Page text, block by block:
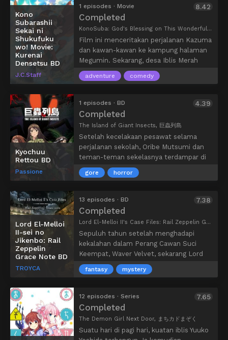
“Ashura” bergabung dalam arena ini dan
menghancurkan lawan-lawannya.
Kemampuan mengagumkannya dalam
menarik perhatian pengusaha besar,
termasuk Hideki Nogi, ketua dari Nogi
Group.
Kono
Subarashii
Sekai ni
Shukufuku
wo! Movie:
Kurenai
Densetsu BD
J.C.Staff
1 episodes · Movie
Completed
KonoSuba: God's Blessing on This Wonderful World! - Legend of Crimson, KonoSuba Movie, Eiga Kono Subarashii Sekai ni Shukufuku wo!, Kono Subarashii Sekai ni Shukufuku wo! Movie, 映画 この素晴らしい世界に祝福を！紅伝説
8.42
Film ini menceritakan perjalanan Kazuma
dan kawan-kawan ke kampung halaman
Megumin. Sekarang, desa Iblis Merah
tempat Megumin dan Yun’yun berasal
menghadapi ancaman yang bisa berakhir.
Yun’yun, yang kembali ke desa Iblis Merah
berniat menyelamatkannya … ketika
mereka dihadapkan dengan ancaman
dengan kehidupan petualang Kazuma
yang biasa-biasa saja di dunia lain?
adventure comedy
Kyochuu
Rettou BD
Passione
1 episodes · BD
Completed
The Island of Giant Insects, 巨蟲列島
4.39
Setelah kecelakaan pesawat selama
perjalanan sekolah, Oribe Mutsumi dan
teman-teman sekelasnya terdampar di
sebuah pulau yang tampaknya sepi.
Mutsumi menemukan para penyintas
pengetahuannya tentang alam liar untuk
menolong mereka. Dia berharap bahwa
mereka akan diselamatkan dalam waktu
terlalu lama. Namun, dia tidak
memperhitungkan fakta bahwa pulau itu
dihuni oleh serangga pembunuh raksasa.
Pengetahuannya tentang kupu-kupu,
tawon, dan banyak lagi mungkin satu-
teman-teman sekelasnya untuk
bertahan hidup untuk diselamatkan!
gore horror
Lord El-Melloi
II-sei no
Jikenbo: Rail
Zeppelin
Grace Note BD
TROYCA
13 episodes · BD
Completed
Lord El-Melloi II's Case Files: Rail Zeppelin Grace Note, ロード・エルメロイⅡ世の事件簿 -魔眼蒐集列車 Grace note-
7.38
Sepuluh tahun setelah menghadapi
kekalahan dalam Perang Cawan Suci
Keempat, Waver Velvet, sekarang Lord
El-Melloi II, mengajar kelas di Menara
Jam—pusat pendidikan bagi para
Lord disertai dengan peringatan: patuhi
perintah Reines, adik perempuan
mendiang Kayneth El-Melloi, hingga dia
fantasy mystery
12 episodes · Series
Completed
The Demon Girl Next Door, まちカドまぞく
7.65
Suatu hari di pagi hari, kuatan iblis Yuuko